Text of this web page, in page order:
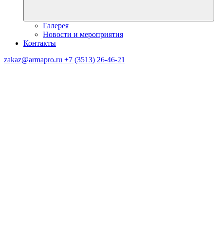
Галерея
Новости и мероприятия
Контакты
zakaz@armapro.ru +7 (3513) 26-46-21